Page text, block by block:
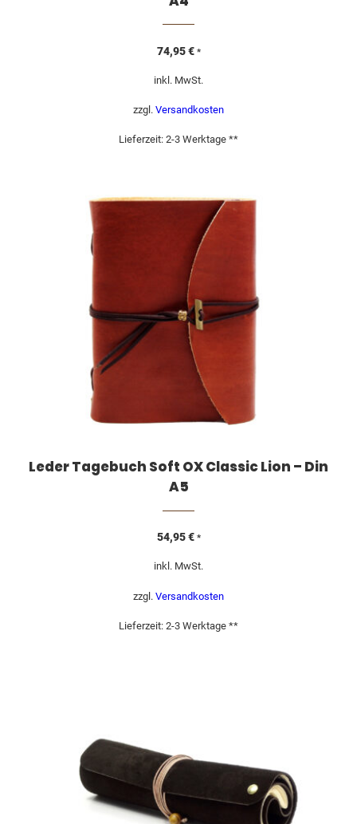
74,95€ *
inkl. MwSt.
zzgl. Versandkosten
Lieferzeit: 2-3 Werktage **
Leder Tagebuch Soft OX Classic Lion – Din
A5
54,95€ *
inkl. MwSt.
zzgl. Versandkosten
Lieferzeit: 2-3 Werktage **